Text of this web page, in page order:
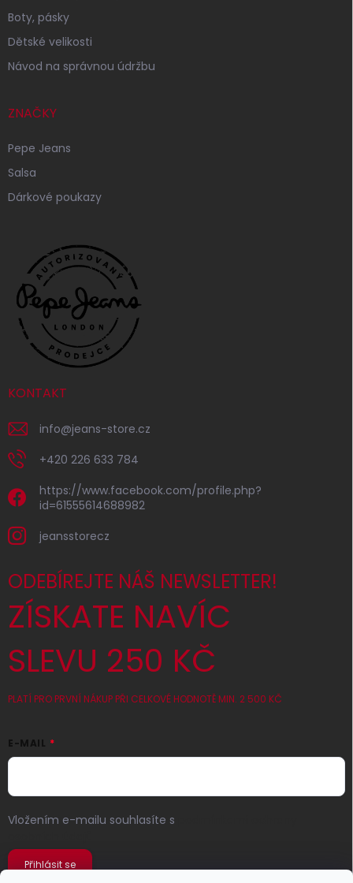
Boty, pásky
Dětské velikosti
Návod na správnou údržbu
ZNAČKY
Pepe Jeans
Salsa
Dárkové poukazy
KONTAKT
info@jeans-store.cz
+420 226 633 784
https://www.facebook.com/profile.php?
id=61555614688982
jeansstorecz
ODEBÍREJTE NÁŠ NEWSLETTER!
ZÍSKATE NAVÍC
SLEVU 250 KČ
PLATÍ PRO PRVNÍ NÁKUP PŘI CELKOVÉ HODNOTĚ MIN. 2 500 KČ
E-MAIL
Vložením e-mailu souhlasíte s
Přihlásit se